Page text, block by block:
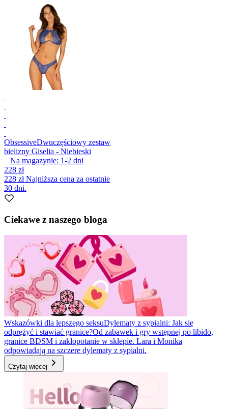
ObsessiveDwuczęściowy zestaw
bielizny Giselia - Niebieski
Na magazynie: 1-2 dni
228 zł
228 złNajniższa cena za ostatnie
30 dni.
Ciekawe z naszego bloga
Wskazówki dla lepszego seksuDylematy z sypialni: Jak się
odprężyć i stawiać granice?Od zabawek i gry wstępnej po libido,
granice BDSM i zakłopotanie w sklepie. Lara i Monika
odpowiadają na szczere dylematy z sypialni.
Czytaj więcej